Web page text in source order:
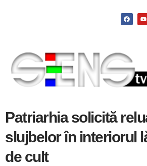
Patriarhia solicită
slujbelor în interiorul
de cult